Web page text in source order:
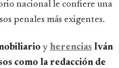
nacional le confiere una
penales más exigentes.
y herencias Iván
como la redacción de